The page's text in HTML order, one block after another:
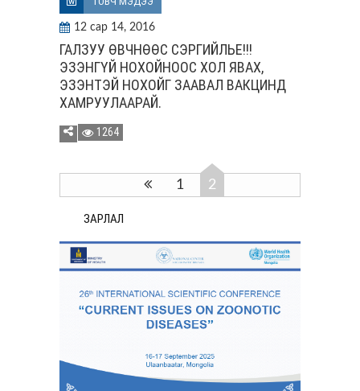
12 сар 14, 2016
ГАЛЗУУ ӨВЧНӨӨС СЭРГИЙЛЬЕ!!!
ЭЗЭНГҮЙ НОХОЙНООС ХОЛ ЯВАХ,
ЭЗЭНТЭЙ НОХОЙГ ЗААВАЛ ВАКЦИНД
ХАМРУУЛААРАЙ.
1264
1 2
ЗАРЛАЛ